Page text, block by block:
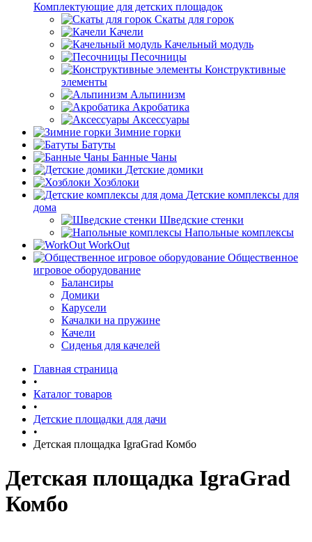
Комплектующие для детских площадок
Скаты для горок
Качели
Качельный модуль
Песочницы
Конструктивные
элементы
Альпинизм
Акробатика
Аксессуары
Зимние горки
Батуты
Банные Чаны
Детские домики
Хозблоки
Детские комплексы для
дома
Шведские стенки
Напольные комплексы
WorkOut
Общественное
игровое оборудование
Балансиры
Домики
Карусели
Качалки на пружине
Качели
Сиденья для качелей
Главная страница
•
Каталог товаров
•
Детские площадки для дачи
•
Детская площадка IgraGrad Комбо
Детская площадка IgraGrad
Комбо